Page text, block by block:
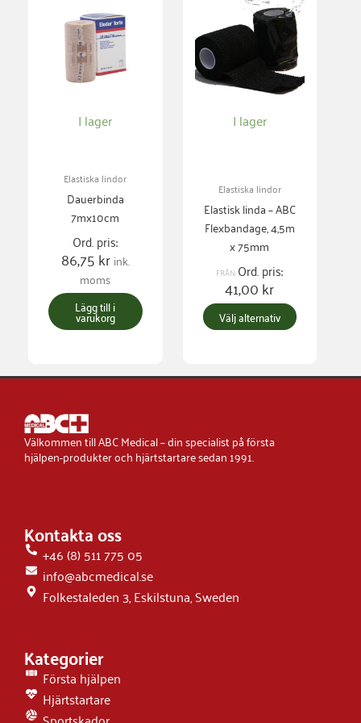
I lager
Elastiska lindor
Dauerbinda
7mx10cm
Ord. pris:
86,75kr ink.
moms
Lägg till i
varukorg
I lager
Elastiska lindor
Elastisk linda – ABC
Flexbandage, 4,5m
x 75mm
FRÅN:Ord. pris:
41,00kr
Välj alternativ
produkten
har
varianter.
olika
väljas
på
produktsidan
Välkommen till ABC Medical – din specialist på första
hjälpen-produkter och hjärtstartare sedan 1991.
Kontakta oss
+46 (8) 511 775 05
info@abcmedical.se
Folkestaleden 3, Eskilstuna, Sweden
Kategorier
Första hjälpen
Hjärtstartare